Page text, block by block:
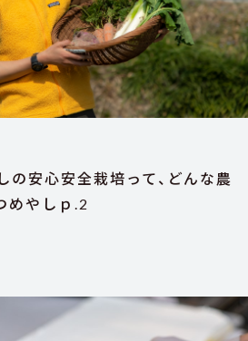
の安心安全栽培って、どんな農
めやしｐ.2